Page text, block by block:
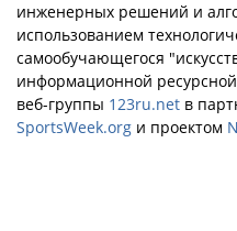
инженерных решений и
использованием
самообучающегося
информационной
веб-группы 123ru.net в
SportsWeek.org и проектом